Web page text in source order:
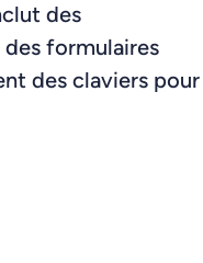
des
formulaires
des claviers pour